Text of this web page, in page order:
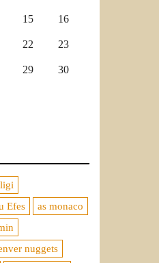
15 16
22 23
29 30
Efes
as monaco
nuggets